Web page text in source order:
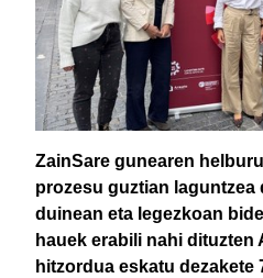
ZainSare gunearen
prozesu guztian laguntzea
duinean eta legezkoan
hauek erabili nahi dituzten
hitzordua eskatu dezakete